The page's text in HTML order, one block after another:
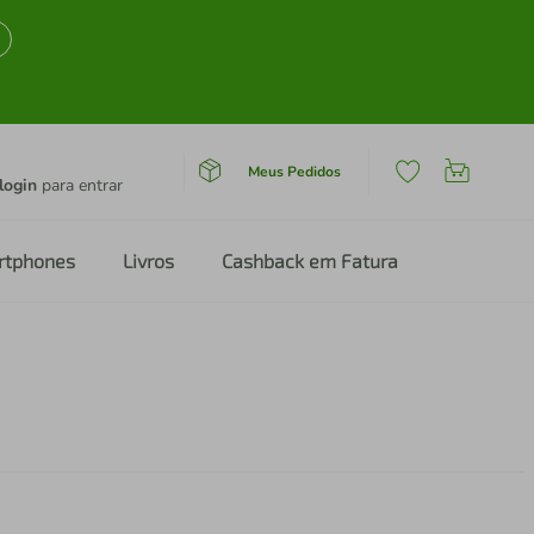
login para entrar
Meus Pedidos
Livros Cashback em Fatura